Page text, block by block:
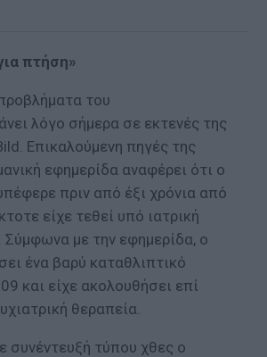
πτήση»
του
λόγο σήμερα σε εκτενές της
Επικαλούμενη πηγές της
εφημερίδα αναφέρει ότι ο
πριν από έξι χρόνια από
είχε τεθεί υπό ιατρική
με την εφημερίδα, ο
ένα βαρύ καταθλιπτικό
και είχε ακολουθήσει επί
θεραπεία.
τύπου χθες ο